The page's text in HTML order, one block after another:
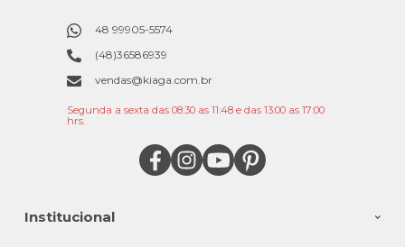
Institucional
48 99905-5574
(48)36586939
vendas@kiaga.com.br
Segunda a sexta das 08:30 as 11:48 e das 13:00 as 17:00
hrs.